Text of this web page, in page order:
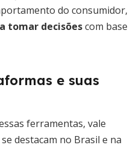
do consumidor,
tomar decisõescom base
e suas
ferramentas, vale
destacam no Brasil e na